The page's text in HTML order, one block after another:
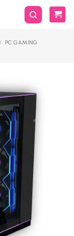
/ PC GAMING